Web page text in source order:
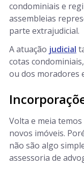
condominiais e
assembleias
parte extrajudicial.
A atuação judicial
cotas
ou dos moradores
Volta e meia
novos imóveis.
não são algo
assessoria de